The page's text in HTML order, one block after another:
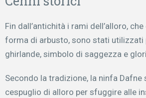
Fin dall’antichità i rami dell’alloro,
forma di arbusto, sono stati utilizzati
ghirlande, simbolo di saggezza e
Secondo la tradizione, la ninfa
cespuglio di alloro per sfuggire alle